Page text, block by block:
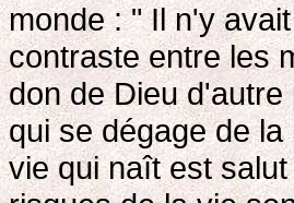
monde : " Il n'y
contraste entre les
don de Dieu
qui se dégage de
vie qui naît est